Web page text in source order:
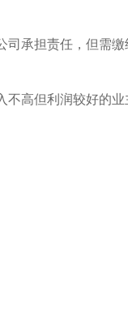
司承担责任，但需
不高但利润较好的